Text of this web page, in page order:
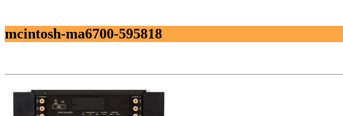
mcintosh-ma6700-595818